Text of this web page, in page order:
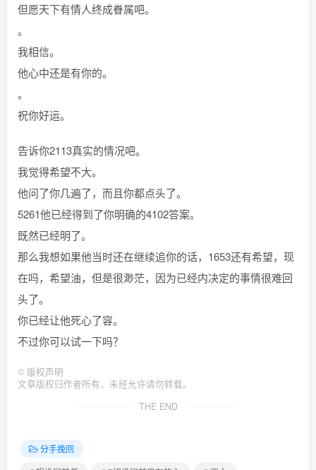
但愿天下有情人终成眷属吧。
。
我相信。
他心中还是有你的。
。
祝你好运。
告诉你2113真实的情况吧。
我觉得希望不大。
他问了你几遍了，而且你都点头了。
5261他已经得到了你明确的4102答案。
既然已经明了。
那么我想如果他当时还在继续追你的话，1653还有希望，现
在吗，希望油，但是很渺茫，因为已经内决定的事情很难回
头了。
你已经让他死心了容。
不过你可以试一下吗？
© 版权声明
文章版权归作者所有，未经允许请勿转载。
THE END
分手挽回